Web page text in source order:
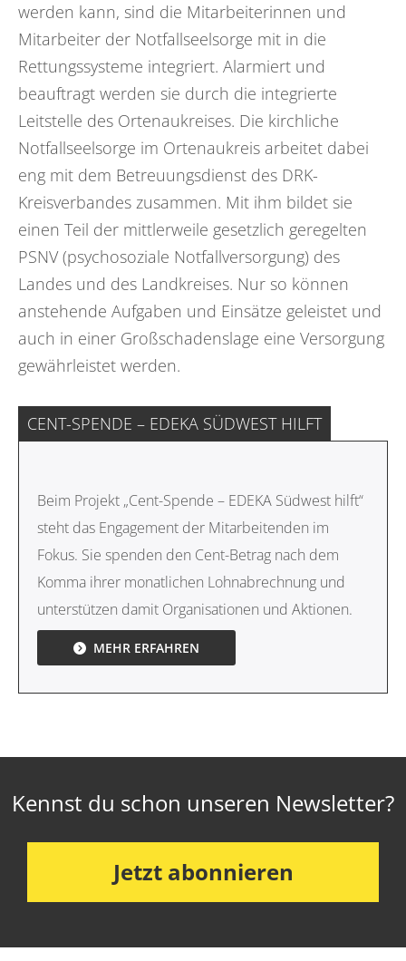
werden kann, sind die Mitarbeiterinnen und
Mitarbeiter der Notfallseelsorge mit in die
Rettungssysteme integriert. Alarmiert und
beauftragt werden sie durch die integrierte
Leitstelle des Ortenaukreises. Die kirchliche
Notfallseelsorge im Ortenaukreis arbeitet dabei
eng mit dem Betreuungsdienst des DRK-
Kreisverbandes zusammen. Mit ihm bildet sie
einen Teil der mittlerweile gesetzlich geregelten
PSNV (psychosoziale Notfallversorgung) des
Landes und des Landkreises. Nur so können
anstehende Aufgaben und Einsätze geleistet und
auch in einer Großschadenslage eine Versorgung
gewährleistet werden.
CENT-SPENDE – EDEKA SÜDWEST HILFT
Beim Projekt „Cent-Spende – EDEKA Südwest hilft“
steht das Engagement der Mitarbeitenden im
Fokus. Sie spenden den Cent-Betrag nach dem
Komma ihrer monatlichen Lohnabrechnung und
unterstützen damit Organisationen und Aktionen.
MEHR ERFAHREN
Kennst du schon unseren Newsletter?
Jetzt abonnieren